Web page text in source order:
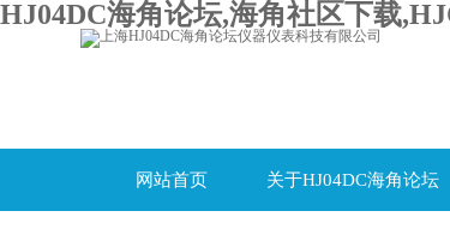
HJ04DC海角论坛,海角社区下载
网站首页 关于HJ04DC海角论坛